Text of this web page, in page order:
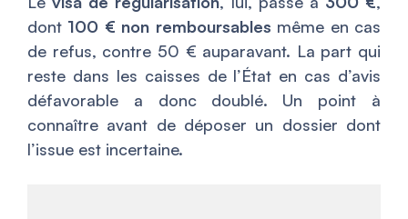
dont 100 € non remboursables même en cas
de refus, contre 50 € auparavant. La part qui
reste dans les caisses de l’État en cas d’avis
défavorable a donc doublé. Un point à
connaître avant de déposer un dossier dont
l’issue est incertaine.